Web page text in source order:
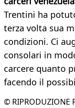
Trentini ha
terza volta sua
condizioni. Ci
consolari in
carcere quanto
facendo il
© RIPRODUZIONE